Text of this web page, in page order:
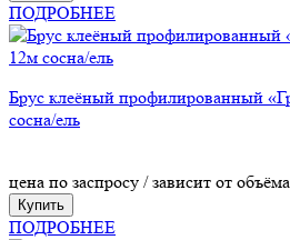
ПОДРОБНЕЕ
Брус клеёный профилированный
сосна/ель
цена по заспросу / зависит от объёма
Купить
ПОДРОБНЕЕ